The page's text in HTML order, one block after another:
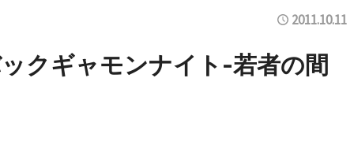
2011.10.11
クギャモンナイト-若者の間